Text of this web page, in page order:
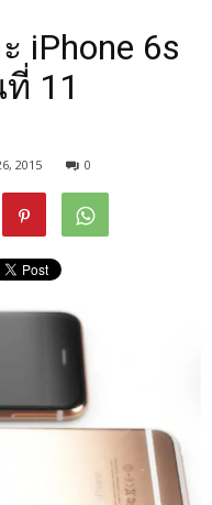
iPhone 6s
11
2015 0